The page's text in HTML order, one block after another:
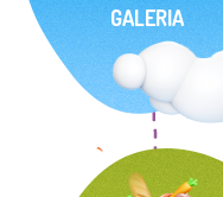
GALERIA